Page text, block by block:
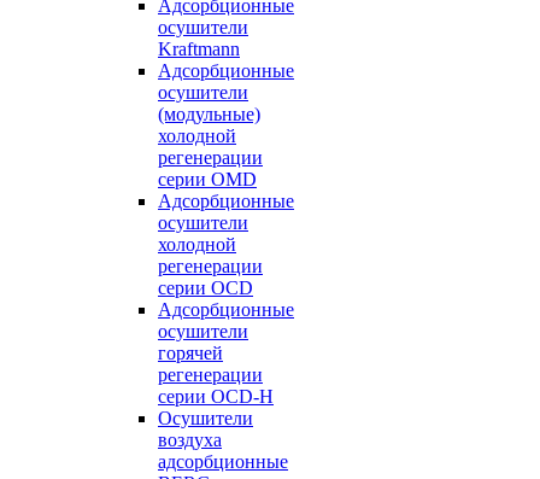
Адсорбционные
осушители
Kraftmann
Адсорбционные
осушители
(модульные)
холодной
регенерации
серии OMD
Адсорбционные
осушители
холодной
регенерации
серии OCD
Адсорбционные
осушители
горячей
регенерации
серии OСD-H
Осушители
воздуха
адсорбционные